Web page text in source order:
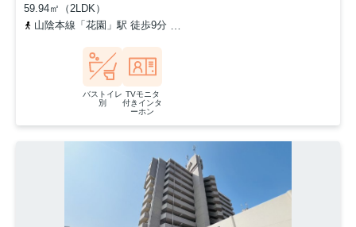
59.94㎡（2LDK）
山陰本線「花園」駅 徒歩9分
バストイレ
別
TVモニタ
付きインタ
ーホン